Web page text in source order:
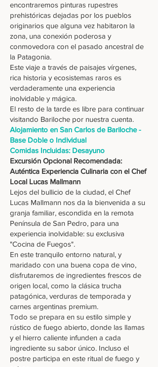
encontraremos pinturas rupestres
prehistóricas dejadas por los pueblos
originarios que alguna vez habitaron la
zona, una conexión poderosa y
conmovedora con el pasado ancestral de
la Patagonia.
Este viaje a través de paisajes vírgenes,
rica historia y ecosistemas raros es
verdaderamente una experiencia
inolvidable y mágica.
El resto de la tarde es libre para continuar
visitando Bariloche por nuestra cuenta.
Alojamiento en San Carlos de Bariloche -
Base Doble o Individual
Comidas Incluidas: Desayuno
Excursión Opcional Recomendada:
Auténtica Experiencia Culinaria con el Chef
Local Lucas Mallmann
Lejos del bullicio de la ciudad, el Chef
Lucas Mallmann nos da la bienvenida a su
granja familiar, escondida en la remota
Península de San Pedro, para una
experiencia inolvidable: su exclusiva
"Cocina de Fuegos".
En este tranquilo entorno natural, y
maridado con una buena copa de vino,
disfrutaremos de ingredientes frescos de
origen local, como la clásica trucha
patagónica, verduras de temporada y
carnes argentinas premium.
Todo se prepara en su estilo simple y
rústico de fuego abierto, donde las llamas
y el hierro caliente infunden a cada
ingrediente su sabor único. Incluso el
postre participa en este ritual de fuego y